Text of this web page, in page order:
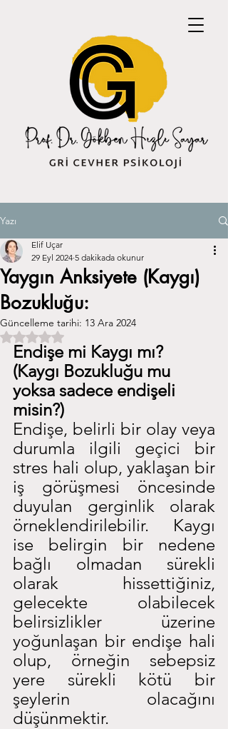
Yazı
Yaygın Anksiyete (Kaygı)
Bozukluğu:
Elif Uçar
29 Eyl 2024 5 dakikada okunur
Güncelleme tarihi: 13 Ara 2024
5 üzerinden NaN yıldız
Endişe mi Kaygı mı?
(Kaygı Bozukluğu mu
yoksa sadece endişeli
misin?)
Endişe, belirli bir olay veya
durumla ilgili geçici bir
stres hali olup, yaklaşan bir
iş görüşmesi öncesinde
duyulan gerginlik olarak
örneklendirilebilir. Kaygı
ise belirgin bir nedene
bağlı olmadan sürekli
olarak hissettiğiniz,
gelecekte olabilecek
belirsizlikler üzerine
yoğunlaşan bir endişe hali
olup, örneğin sebepsiz
yere sürekli kötü bir
şeylerin olacağını
düşünmektir.